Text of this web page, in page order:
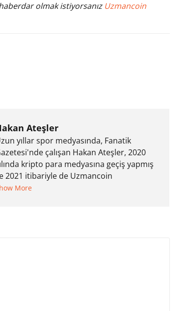
olmak istiyorsanız Uzmancoin
Ateşler
yıllar spor medyasında, Fanatik
çalışan Hakan Ateşler, 2020
kripto para medyasına geçiş yapmış
2021 itibariyle de Uzmancoin
çalışmaya başlamıştır. Notre
More